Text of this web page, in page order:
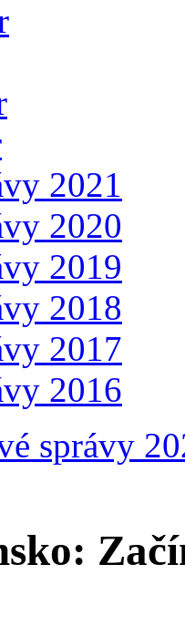
2021
2020
2019
2018
2017
2016
správy